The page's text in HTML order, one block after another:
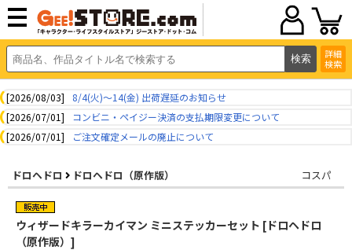
詳細
検索
[2026/08/03]
8/4(火)～14(金) 出荷遅延のお知らせ
[2026/07/01]
コンビニ・ペイジー決済の支払期限変更について
[2026/07/01]
ご注文確定メールの廃止について
ドロヘドロ ドロヘドロ（原作版） コスパ
ウィザードキラーカイマン ミニステッカーセット [ドロヘドロ
（原作版）]